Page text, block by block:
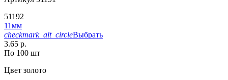
51192
11мм
checkmark_alt_circleВыбрать
3.65 р.
По 100 шт
Цвет золото